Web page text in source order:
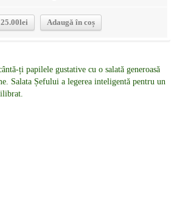
25.00lei Adaugă în coș